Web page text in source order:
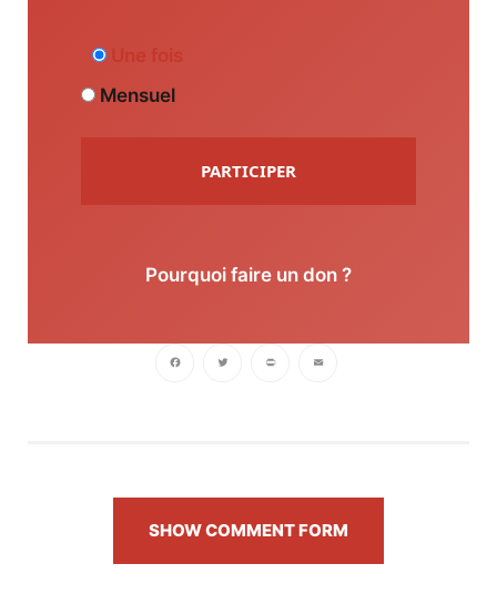
Mensuel
PARTICIPER
Pourquoi faire un don ?
SHOW COMMENT FORM